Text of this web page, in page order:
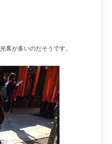
客が多いのだそうです。